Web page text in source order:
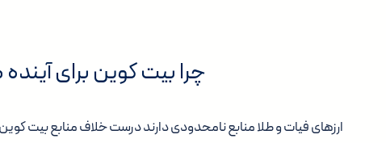
چرا بیت کوین برای
ارزهای فیات و طلا منابع نامحدودی دارند درست خلاف منابع بیت